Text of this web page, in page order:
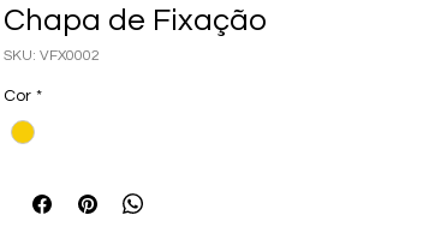
Chapa de Fixação
SKU: VFX0002
Cor *